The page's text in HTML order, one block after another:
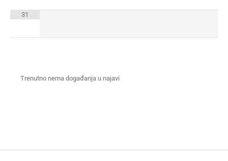
31
Trenutno nema događanja u najavi